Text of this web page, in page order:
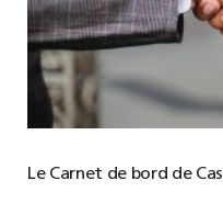
Le Carnet de bord de